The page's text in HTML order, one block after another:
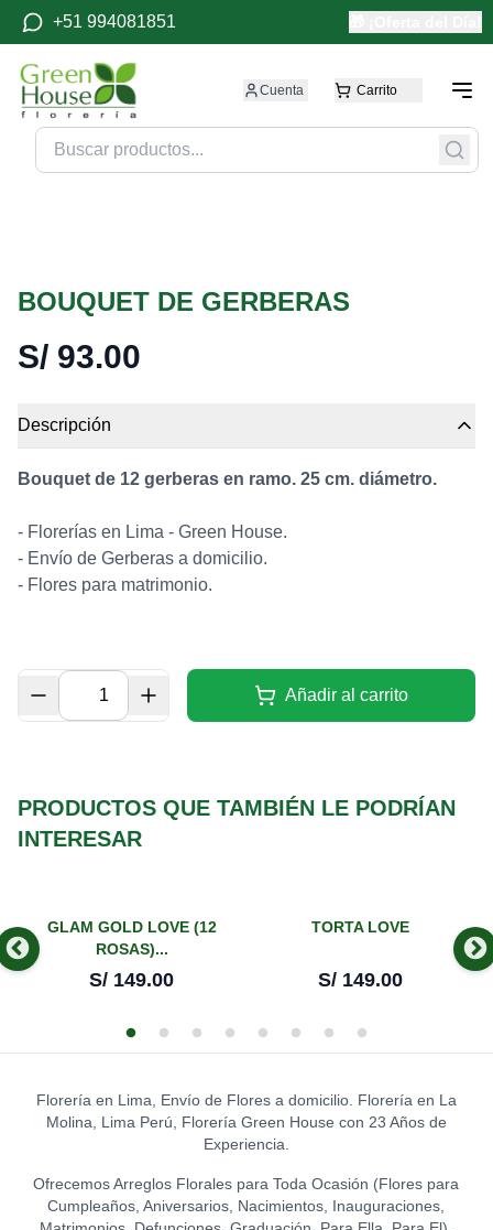
+51 994081851
Cuenta Carrito
BOUQUET DE GERBERAS
S/ 93.00
Descripción
Bouquet de 12 gerberas en ramo. 25 cm. diámetro.
- Florerías en Lima - Green House.
- Envío de Gerberas a domicilio.
- Flores para matrimonio.
Añadir al carrito
PRODUCTOS QUE TAMBIÉN LE PODRÍAN
INTERESAR
GLAM GOLD LOVE (12
ROSAS)...
S/ 149.00
TORTA LOVE
S/ 149.00
Florería en Lima, Envío de Flores a domicilio. Florería en La
Molina, Lima Perú, Florería Green House con 23 Años de
Experiencia.
Ofrecemos Arreglos Florales para Toda Ocasión (Flores para
Cumpleaños, Aniversarios, Nacimientos, Inauguraciones,